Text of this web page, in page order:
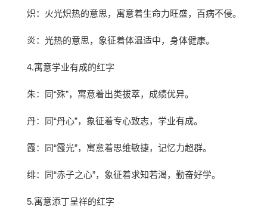
炽：火光炽热的意思，寓意着生命力旺盛，百病不侵。
炎：光热的意思，象征着体温适中，身体健康。
4.寓意学业有成的红字
朱：同“殊”，寓意着出类拔萃，成绩优异。
丹：同“丹心”，象征着专心致志，学业有成。
霞：同“霞光”，寓意着思维敏捷，记忆力超群。
绯：同“赤子之心”，象征着求知若渴，勤奋好学。
5.寓意添丁呈祥的红字